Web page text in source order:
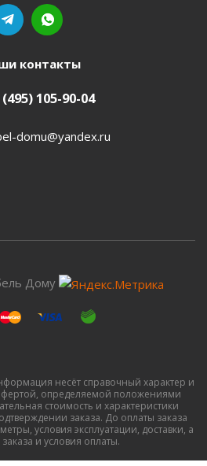
контакты
105-90-04
domu@yandex.ru
Дому
несёт справочный характер и
определяемой положениями
стоимость и характеристики
заказа. До оплаты заказа
условия эксплуатации, доставки, а
и условия оплаты.